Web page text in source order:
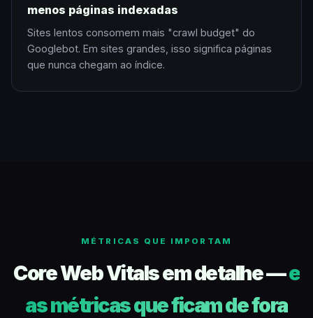
menos páginas indexadas
Sites lentos consomem mais "crawl budget" do
Googlebot. Em sites grandes, isso significa páginas
que nunca chegam ao índice.
MÉTRICAS QUE IMPORTAM
Core Web Vitals em detalhe —e
as métricas que ficam de fora